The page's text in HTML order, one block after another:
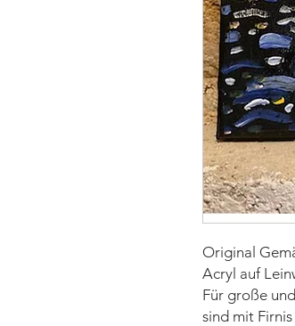
Original
Acryl auf
Für große
sind mit